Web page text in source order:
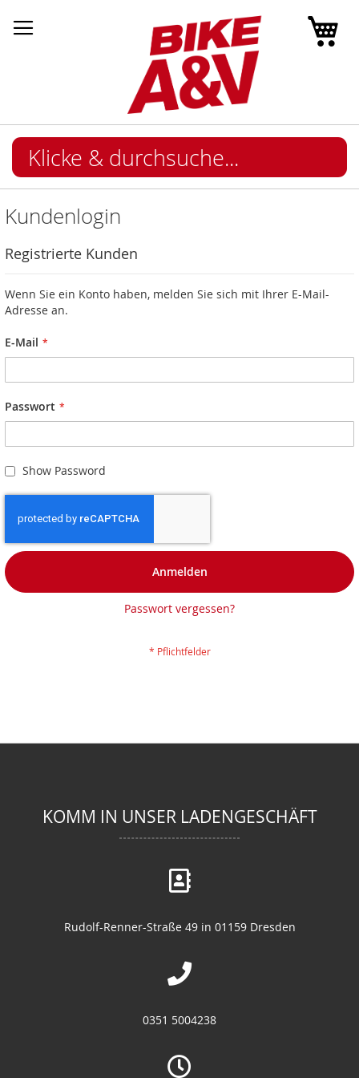
Kundenlogin
Registrierte Kunden
Wenn Sie ein Konto haben, melden Sie sich mit Ihrer E-Mail-
Adresse an.
E-Mail
Passwort
Show Password
Anmelden
Passwort vergessen?
KOMM IN UNSER LADENGESCHÄFT
Rudolf-Renner-Straße 49 in 01159 Dresden
0351 5004238